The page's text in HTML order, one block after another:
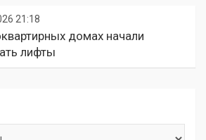
21:18
домах начали
лифты